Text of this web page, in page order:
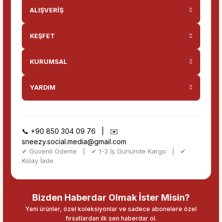
ALIŞVERİŞ
KEŞFET
KURUMSAL
YARDIM
📞 +90 850 304 09 76 | ✉️
sneezy.social.media@gmail.com
✔ Güvenli Ödeme | ✔ 1-3 İş Gününde Kargo | ✔
Kolay İade
Bizden Haberdar Olmak İster Misin?
Yeni ürünler, özel koleksiyonlar ve sadece abonelere özel
fırsatlardan ilk sen haberdar ol.